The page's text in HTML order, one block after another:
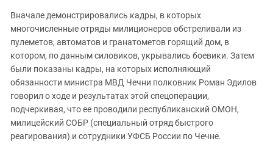
Вначале демонстрировались кадры, в которых
многочисленные отряды милиционеров обстреливали из
пулеметов, автоматов и гранатометов горящий дом, в
котором, по данным силовиков, укрывались боевики. Затем
были показаны кадры, на которых исполняющий
обязанности министра МВД Чечни полковник Роман Эдилов
говорил о ходе и результатах этой спецоперации,
подчеркивая, что ее проводили республиканский ОМОН,
милицейский СОБР (специальный отряд быстрого
реагирования) и сотрудники УФСБ России по Чечне.